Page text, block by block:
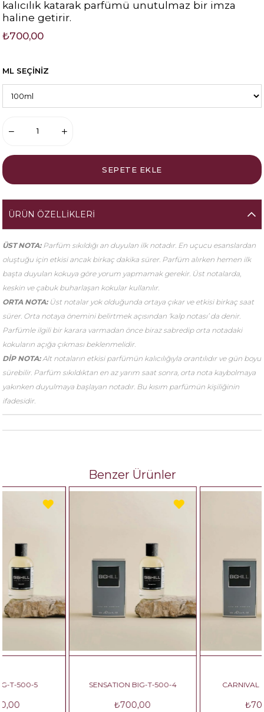
kalıcılık katarak parfümü unutulmaz bir imza
haline getirir.
₺700,00
ML SEÇİNİZ
ÜRÜN ÖZELLIKLERI
ÜST NOTA:Parfüm sıkıldığı an duyulan ilk notadır. En uçucu esanslardan
oluştuğu için etkisi ancak birkaç dakika sürer. Parfüm alırken hemen ilk
başta duyulan kokuya göre yorum yapmamak gerekir. Üst notalarda,
keskin ve çabuk buharlaşan kokular kullanılır.
ORTA NOTA: Üst notalar yok olduğunda ortaya çıkar ve etkisi birkaç saat
sürer. Orta notaya önemini belirtmek açısından ‘kalp notası’ da denir.
Parfümle ilgili bir karara varmadan önce biraz sabredip orta notadaki
kokuların açığa çıkması beklenmelidir.
DİP NOTA: Alt notaların etkisi parfümün kalıcılığıyla orantılıdır ve gün boyu
sürebilir. Parfüm sıkıldıktan en az yarım saat sonra, orta nota kaybolmaya
yakınken duyulmaya başlayan notadır. Bu kısım parfümün kişiliğinin
ifadesidir.
Benzer Ürünler
SENSATION BIG-T-500-4 CARNIVAL BIG-T-500-3